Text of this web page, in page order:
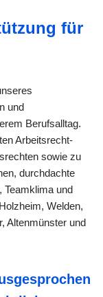
für
und
Berufsalltag.
Arbeitsrecht-
sowie zu
durchdachte
Teamklima und
Welden,
Altenmünster und